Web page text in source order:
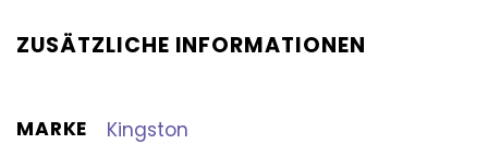
ZUSÄTZLICHE INFORMATIONEN
MARKE Kingston